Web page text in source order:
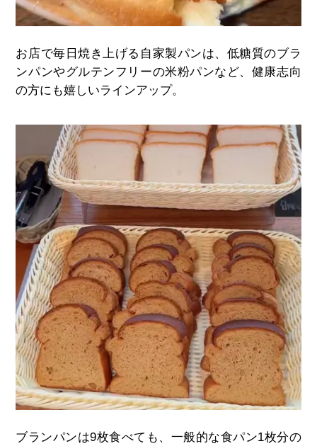
お店で毎日焼き上げる自家製パンは、低糖質のブラ
ンパンやグルテンフリーの米粉パンなど、健康志向
の方にも嬉しいラインアップ。
ブランパンは9枚食べても、一般的な食パン1枚分の